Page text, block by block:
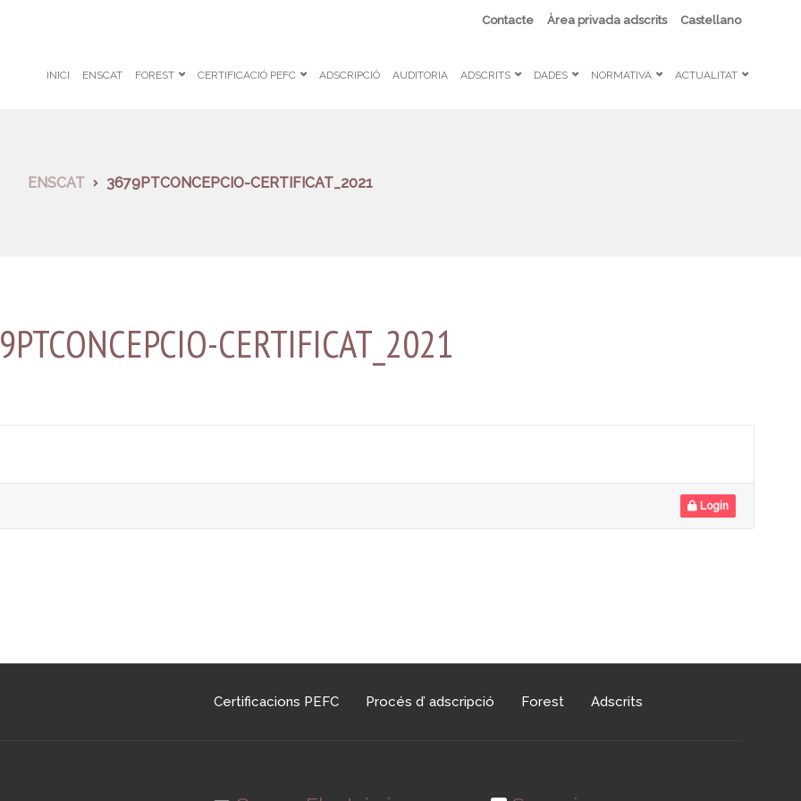
Contacte Àrea privada adscrits Castellano
INICI ENSCAT FOREST CERTIFICACIÓ PEFC ADSCRIPCIÓ AUDITORIA ADSCRITS DADES NORMATIVA ACTUALITAT
ENSCAT 3679PTCONCEPCIO-CERTIFICAT_2021
CERTIFICAT_2021
Login
Certificacions PEFC Procés d’ adscripció Forest Adscrits